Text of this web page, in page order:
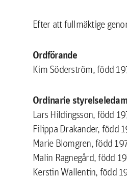
Efter att fullmäktige
Ordförande
Kim Söderström, född
Ordinarie
Lars Hildingsson, född
Filippa Drakander, född
Marie Blomgren, född
Malin Ragnegård, född
Kerstin Wallentin, född